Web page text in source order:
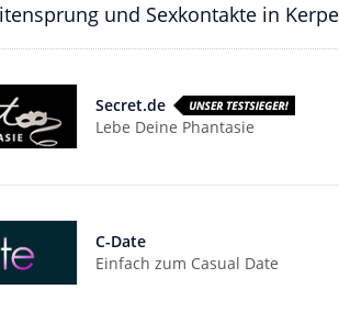
und Sexkontakte in
Secret.de
Lebe Deine Phantasie
C-Date
Einfach zum Casual Date